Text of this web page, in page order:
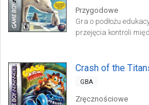
Przygodowe
Gra o podłożu
przejęcia kontroli
grach.
Crash of the
GBA
Zręcznościowe